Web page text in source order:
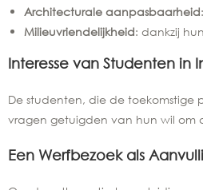
Architecturale aanpasbaarheid
Milieuvriendelijkheid: dankzij
Interesse van Studenten
De studenten, die de toekomstige
vragen getuigden van hun wil om
Een Werfbezoek als